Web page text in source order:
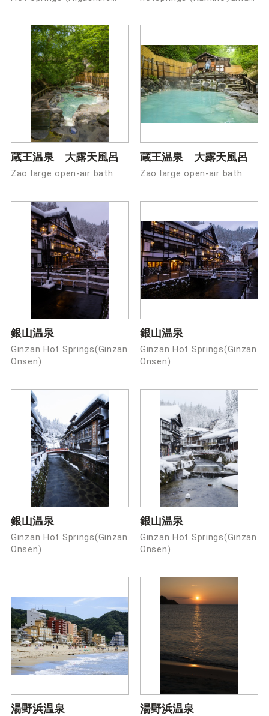
蔵王温泉 大露天風呂
Zao large open-air bath
蔵王温泉 大露天風呂
Zao large open-air bath
銀山温泉
Ginzan Hot Springs(Ginzan
Onsen)
銀山温泉
Ginzan Hot Springs(Ginzan
Onsen)
銀山温泉
Ginzan Hot Springs(Ginzan
Onsen)
銀山温泉
Ginzan Hot Springs(Ginzan
Onsen)
湯野浜温泉 湯野浜温泉